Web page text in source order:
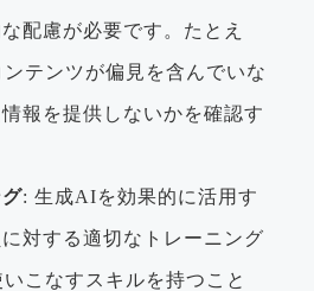
配慮が必要です。たとえ
テンツが偏見を含んでいな
報を提供しないかを確認す
: 生成AIを効果的に活用す
対する適切なトレーニング
こなすスキルを持つこと